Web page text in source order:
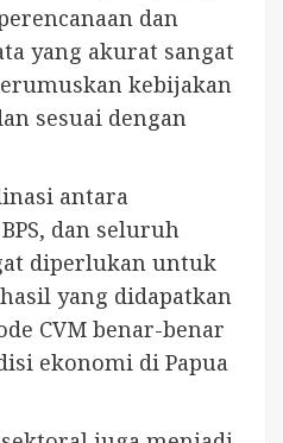
dan
yang akurat sangat
kebijakan
sesuai dengan
antara
dan seluruh
diperlukan untuk
yang didapatkan
CVM benar-benar
ekonomi di Papua